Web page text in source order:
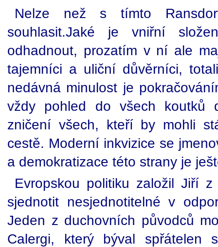
Nelze než s tímto
souhlasit.Jaké je vniřní
odhadnout, prozatím v ní ale
tajemníci a uliční důvěrníci,
nedávná minulost je
vždy pohled do všech koutků
zničení všech, kteří by mohli
cestě. Moderní inkvizice se
a demokratizace této strany je
Evropskou politiku založil Jiří
sjednotit nesjednotitelné v
Jeden z duchovních původců
Calergi, který býval spřátelen